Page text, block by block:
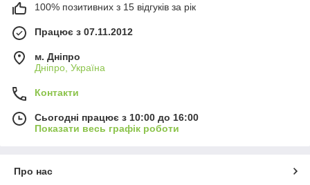
100% позитивних з 15 відгуків за рік
Працює з 07.11.2012
м. Дніпро
Дніпро, Україна
Контакти
Сьогодні працює з 10:00 до 16:00
Показати весь графік роботи
Про нас